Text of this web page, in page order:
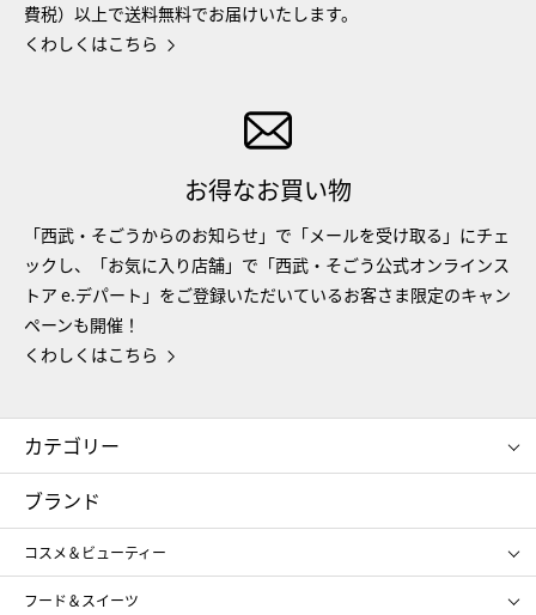
費税）以上で送料無料でお届けいたします。
くわしくはこちら
お得なお買い物
「西武・そごうからのお知らせ」で「メールを受け取る」にチェ
ックし、「お気に入り店舗」で「西武・そごう公式オンラインス
トア e.デパート」をご登録いただいているお客さま限定のキャン
ペーンも開催！
くわしくはこちら
カテゴリー
コスメ＆ビューティー
ギフト
レディース
メンズ
スポーツ・アウトドア
ブランド
コスメ＆ビューティー
SHISEIDO
フード＆スイーツ